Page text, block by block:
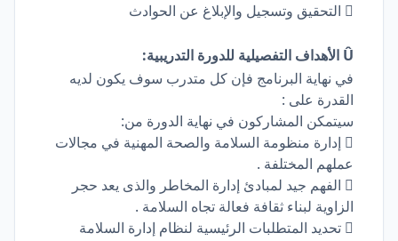
 التحقيق وتسجيل والإبلاغ عن الحوادث
Û الأهداف التفصيلية للدورة التدريبية:
في نهاية البرنامج فإن كل متدرب سوف يكون لديه
القدرة على :
سيتمكن المشاركون في نهاية الدورة من:
 إدارة منظومة السلامة والصحة المهنية في مجالات
عملهم المختلفة .
 الفهم جيد لمبادئ إدارة المخاطر والذى يعد حجر
الزاوية لبناء ثقافة فعالة تجاه السلامة .
 تحديد المتطلبات الرئيسية لنظام إدارة السلامة